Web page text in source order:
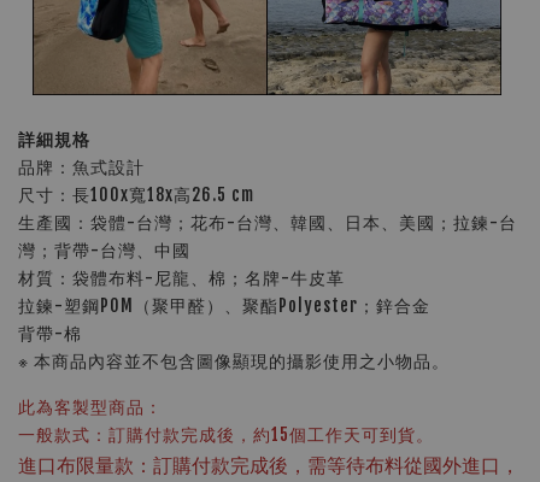
詳細規格
品牌：魚式設計
尺寸：長100x寬18x高26.5 cm
生產國：袋體-台灣；花布-台灣、韓國、日本、美國；拉鍊-台
灣；背帶-台灣、中國
材質：袋體布料-尼龍、棉；名牌-牛皮革
拉鍊-塑鋼POM（聚甲醛）、聚酯Polyester；鋅合金
背帶-棉
※ 本商品內容並不包含圖像顯現的攝影使用之小物品。
此為客製型商品：
一般款式：訂購付款完成後，約15個工作天可到貨。
進口布限量款：訂購付款完成後，需等待布料從國外進口，